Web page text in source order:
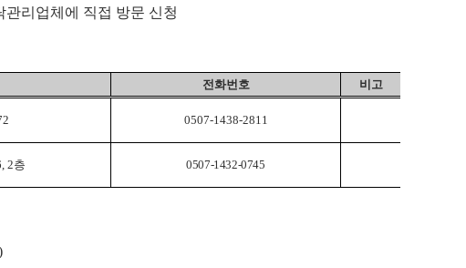
리업체에 직접 방문 신청
전화번호 비고
0507-1438-2811
2층 0507-1432-0745